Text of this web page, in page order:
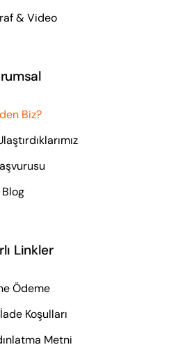
& Video
Biz?
Blog
Linkler
Ödeme
Koşulları
Metni